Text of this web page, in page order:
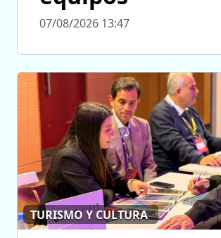
07/08/2026 13:47
TURISMO Y CULTURA